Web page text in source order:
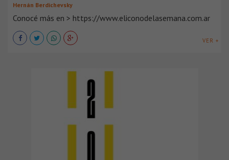
Hernán Berdichevsky
Conocé más en > https://www.eliconodelasemana.com.ar
VER +